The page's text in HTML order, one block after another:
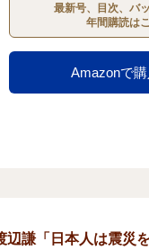
最新号、目次、バ
年間購読は
Amazonで
辺謙「日本人は震災